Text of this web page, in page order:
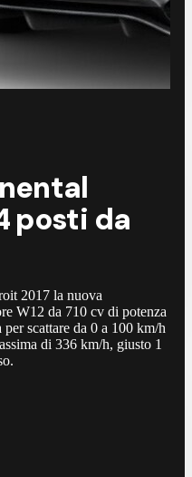
posti da
2017 la nuova
W12 da 710 cv di potenza
scattare da 0 a 100 km/h
di 336 km/h, giusto 1